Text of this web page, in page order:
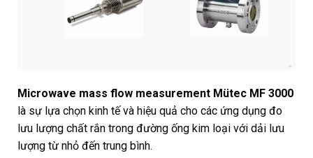
Microwave mass flow measurement Mütec MF 3000
là sự lựa chọn kinh tế và hiệu quả cho các ứng dụng đo
lưu lượng chất rắn trong đường ống kim loại với dải lưu
lượng từ nhỏ đến trung bình.